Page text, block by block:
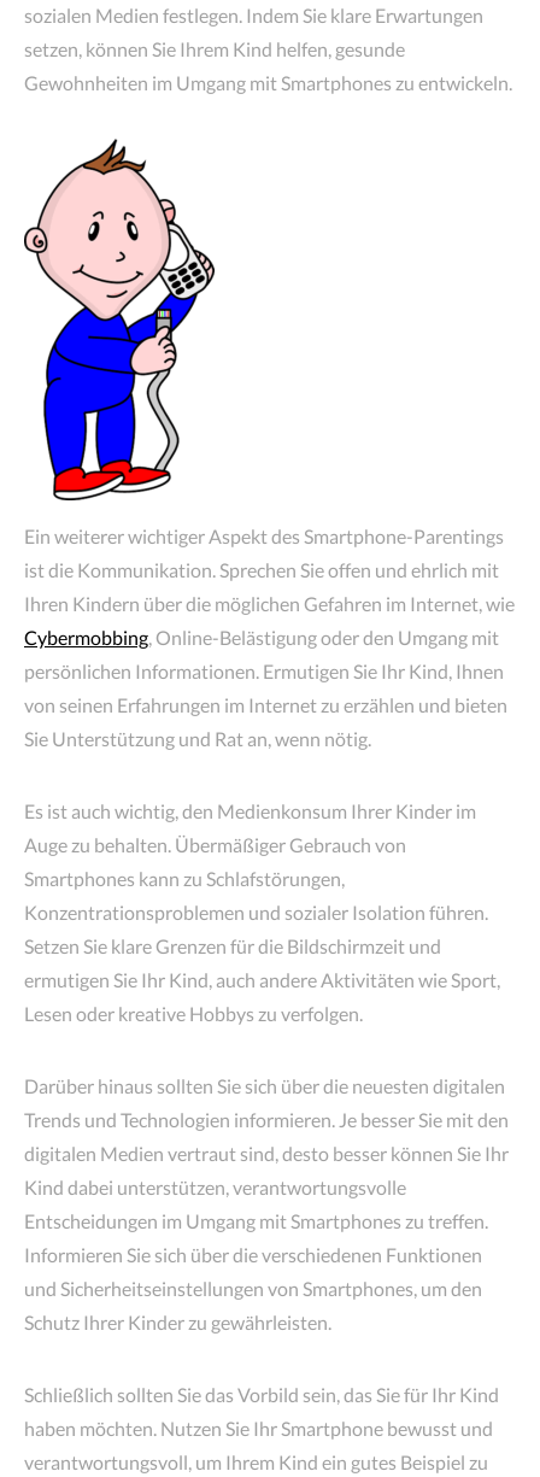
sozialen Medien festlegen. Indem Sie klare Erwartungen
setzen, können Sie Ihrem Kind helfen, gesunde
Gewohnheiten im Umgang mit Smartphones zu entwickeln.
Ein weiterer wichtiger Aspekt des Smartphone-Parentings
ist die Kommunikation. Sprechen Sie offen und ehrlich mit
Ihren Kindern über die möglichen Gefahren im Internet, wie
Cybermobbing, Online-Belästigung oder den Umgang mit
persönlichen Informationen. Ermutigen Sie Ihr Kind, Ihnen
von seinen Erfahrungen im Internet zu erzählen und bieten
Sie Unterstützung und Rat an, wenn nötig.
Es ist auch wichtig, den Medienkonsum Ihrer Kinder im
Auge zu behalten. Übermäßiger Gebrauch von
Smartphones kann zu Schlafstörungen,
Konzentrationsproblemen und sozialer Isolation führen.
Setzen Sie klare Grenzen für die Bildschirmzeit und
ermutigen Sie Ihr Kind, auch andere Aktivitäten wie Sport,
Lesen oder kreative Hobbys zu verfolgen.
Darüber hinaus sollten Sie sich über die neuesten digitalen
Trends und Technologien informieren. Je besser Sie mit den
digitalen Medien vertraut sind, desto besser können Sie Ihr
Kind dabei unterstützen, verantwortungsvolle
Entscheidungen im Umgang mit Smartphones zu treffen.
Informieren Sie sich über die verschiedenen Funktionen
und Sicherheitseinstellungen von Smartphones, um den
Schutz Ihrer Kinder zu gewährleisten.
Schließlich sollten Sie das Vorbild sein, das Sie für Ihr Kind
haben möchten. Nutzen Sie Ihr Smartphone bewusst und
verantwortungsvoll, um Ihrem Kind ein gutes Beispiel zu